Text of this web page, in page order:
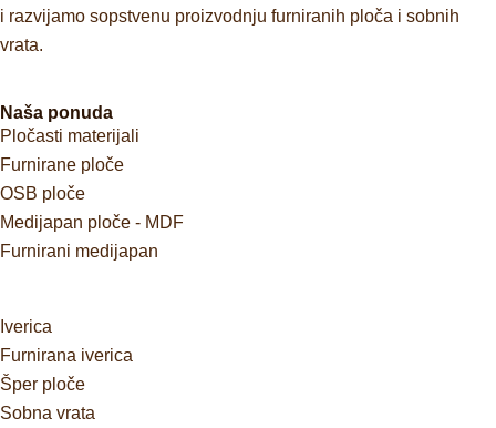
i razvijamo sopstvenu proizvodnju furniranih ploča i sobnih
vrata.
Naša ponuda
Pločasti materijali
Furnirane ploče
OSB ploče
Medijapan ploče - MDF
Furnirani medijapan
Iverica
Furnirana iverica
Šper ploče
Sobna vrata